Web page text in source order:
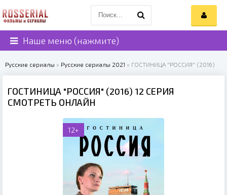
Наше меню (нажмите)
Русские сериалы » Русские сериалы 2021 » ГОСТИНИЦА "РОССИЯ" (2016)
ГОСТИНИЦА "РОССИЯ" (2016) 12 СЕРИЯ
СМОТРЕТЬ ОНЛАЙН
12+